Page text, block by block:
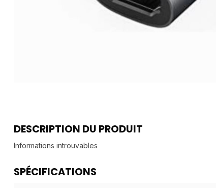
DESCRIPTION DU PRODUIT
Informations introuvables
SPÉCIFICATIONS